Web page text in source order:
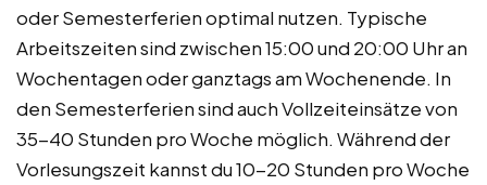
oder Semesterferien optimal nutzen. Typische
Arbeitszeiten sind zwischen 15:00 und 20:00 Uhr an
Wochentagen oder ganztags am Wochenende. In
den Semesterferien sind auch Vollzeiteinsätze von
35-40 Stunden pro Woche möglich. Während der
Vorlesungszeit kannst du 10-20 Stunden pro Woche